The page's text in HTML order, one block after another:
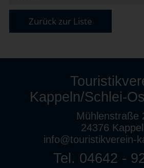
Zurück zur Liste
Kappeln/Schlei-
Mühlenstraße
24376
info@touristikverein-
Tel. 04642 -